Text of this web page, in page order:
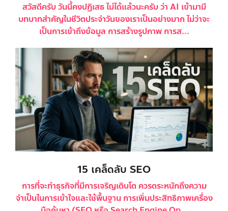
สวัสดีครับ วันนี้คงปฏิเสธ ไม่ได้แล้วนะครับ ว่า AI เข้ามามี
บทบาทสำคัญในชีวิตประจำวันของเราเป็นอย่างมาก ไม่ว่าจะ
เป็นการเข้าถึงข้อมูล การสร้างรูปภาพ การส...
15 เคล็ดลับ SEO
การที่จะทำธุรกิจที่มีการเจริญเติบโต ควรตระหนักถึงความ
จำเป็นในการเข้าใจและใช้พื้นฐาน การเพิ่มประสิทธิภาพเครื่อง